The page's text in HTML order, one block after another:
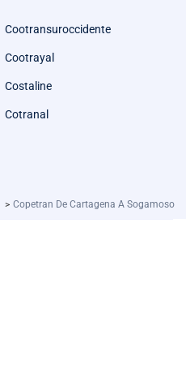
Cootransuroccidente
Cootrayal
Costaline
Cotranal
> Copetran De Cartagena A Sogamoso